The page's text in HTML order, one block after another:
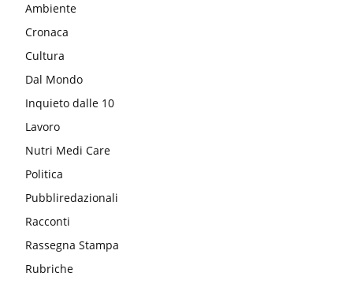
Ambiente
Cronaca
Cultura
Dal Mondo
Inquieto dalle 10
Lavoro
Nutri Medi Care
Politica
Pubbliredazionali
Racconti
Rassegna Stampa
Rubriche